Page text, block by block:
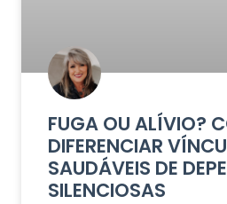
FUGA OU ALÍVIO?
DIFERENCIAR
SAUDÁVEIS DE
SILENCIOSAS